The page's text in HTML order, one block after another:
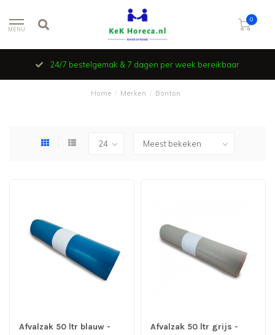
MENU
0
24/7 bestelgemak & 7 dagen per week bereikbaar
Home Merken Bonton
Afvalzak 50 ltr blauw -
Afvalzak 50 ltr grijs -